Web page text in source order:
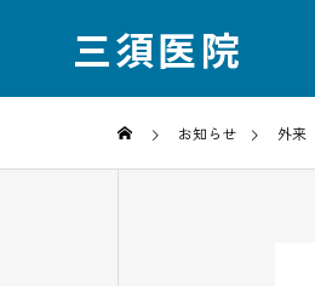
三須医院
お知らせ 外来